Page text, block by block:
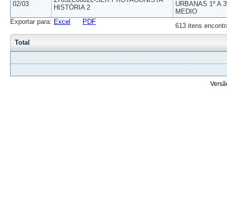
02/03
HISTÓRIA 2
URBANAS 1º A
MEDIO
613 itens
Exportar para: Excel PDF
Total